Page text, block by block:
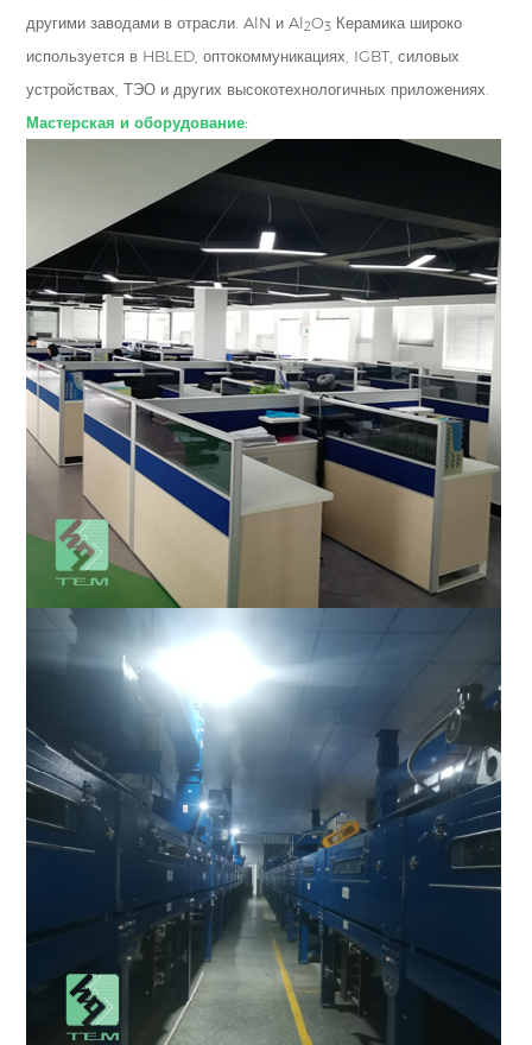
другими заводами в отрасли. AlN и Al2O3 Керамика широко
используется в HBLED, оптокоммуникациях, IGBT, силовых
устройствах, ТЭО и других высокотехнологичных приложениях.
Мастерская и оборудование: